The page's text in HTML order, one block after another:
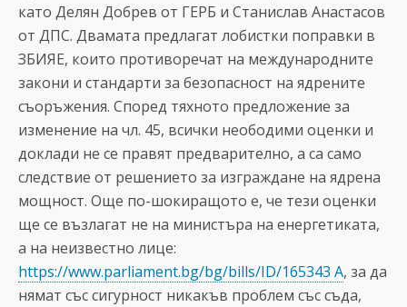
като Делян Добрев от ГЕРБ и Станислав Анастасов
от ДПС. Двамата предлагат лобистки поправки в
ЗБИЯЕ, които противоречат на международните
закони и стандарти за безопасност на ядрените
съоръжения. Според тяхното предложение за
изменение на чл. 45, всички неободими оценки и
доклади не се правят предварително, а са само
следствие от решението за изграждане на ядрена
мощност. Още по-шокиращото е, че тези оценки
ще се възлагат не на министъра на енергетиката,
а на неизвестно лице:
https://www.parliament.bg/bg/bills/ID/165343 А, за да
нямат със сигурност никакъв проблем със съда,